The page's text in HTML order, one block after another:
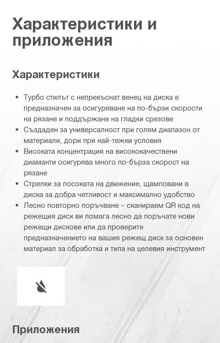
Характеристики и
приложения
Характеристики
Турбо стилът с непрекъснат венец на диска e
предназначен за осигуряване на по-бързи скорости
на рязане и поддържане на гладки срезове
Създаден за универсалност при голям диапазон от
материали, дори при най-тежки условия
Високата концентрация на висококачествени
диаманти осигурява много по-бърза скорост на
рязане
Стрелки за посоката на движение, щамповани в
диска за добра четливост и максимално удобство
Лесно повторно поръчване – сканираем QR код на
режещия диск ви помага лесно да поръчате нови
режещи дискове или да проверите
предназначението на вашия режещ диск за основен
материал за обработка и типа на целевия инструмент
Приложения